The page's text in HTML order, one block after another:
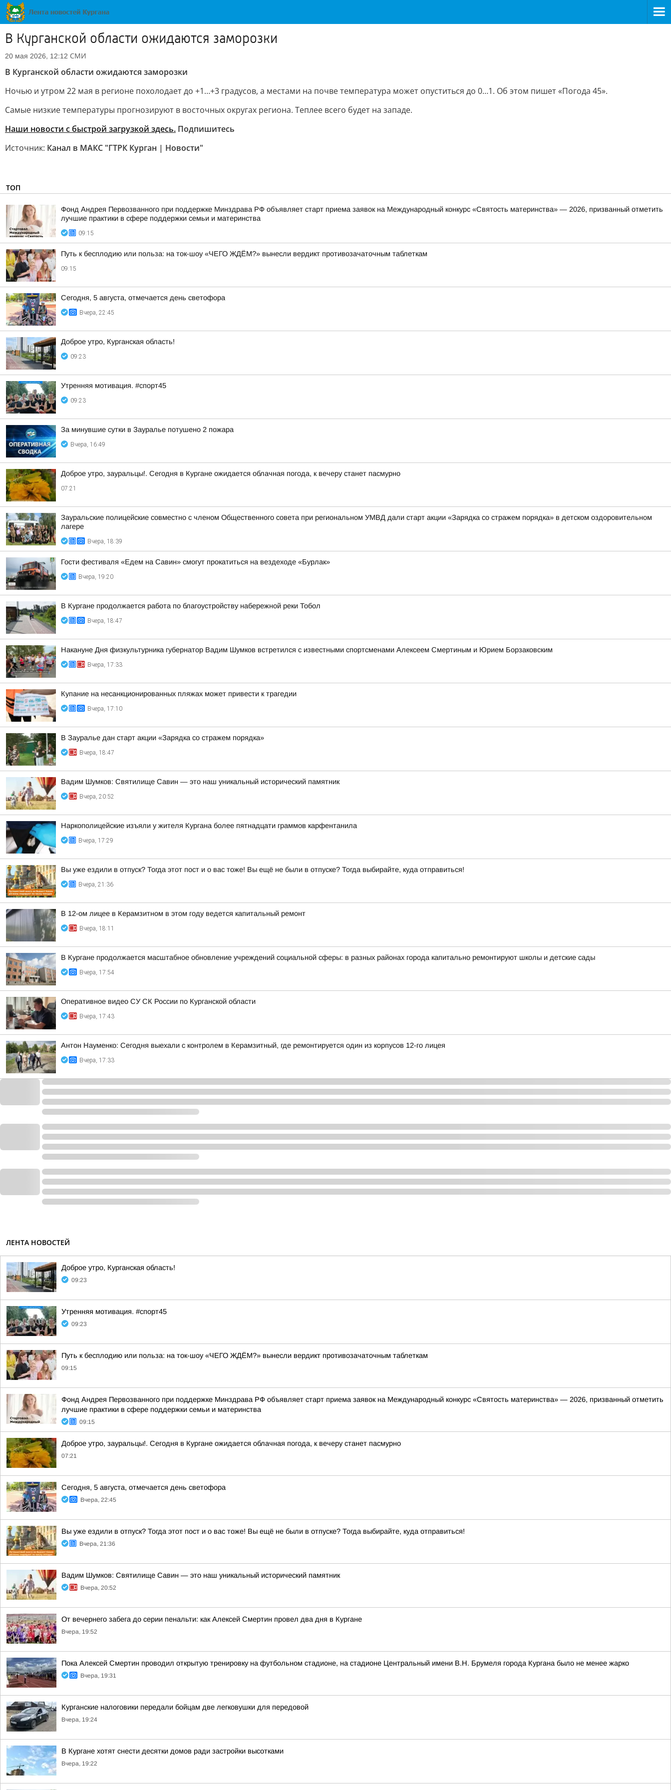
В Курганской области ожидаются заморозки
20 мая 2026, 12:12 СМИ
В Курганской области ожидаются заморозки
Ночью и утром 22 мая в регионе похолодает до +1…+3 градусов, а местами на почве температура может опуститься до 0…1. Об этом пишет «Погода 45».
Самые низкие температуры прогнозируют в восточных округах региона. Теплее всего будет на западе.
Наши новости с быстрой загрузкой здесь. Подпишитесь
Источник: Канал в МАКС "ГТРК Курган | Новости"
ТОП
Фонд Андрея Первозванного при поддержке Минздрава РФ объявляет старт приема заявок на Международный конкурс «Святость материнства» — 2026, призванный отметить
лучшие практики в сфере поддержки семьи и материнства
09:15
Путь к бесплодию или польза: на ток-шоу «ЧЕГО ЖДЁМ?» вынесли вердикт противозачаточным таблеткам
09:15
Сегодня, 5 августа, отмечается день светофора
Вчера, 22:45
Доброе утро, Курганская область!
09:23
Утренняя мотивация. #спорт45
09:23
За минувшие сутки в Зауралье потушено 2 пожара
Вчера, 16:49
Доброе утро, зауральцы!. Сегодня в Кургане ожидается облачная погода, к вечеру станет пасмурно
07:21
Зауральские полицейские совместно с членом Общественного совета при региональном УМВД дали старт акции «Зарядка со стражем порядка» в детском оздоровительном
лагере
Вчера, 18:39
Гости фестиваля «Едем на Савин» смогут прокатиться на вездеходе «Бурлак»
Вчера, 19:20
В Кургане продолжается работа по благоустройству набережной реки Тобол
Вчера, 18:47
Накануне Дня физкультурника губернатор Вадим Шумков встретился с известными спортсменами Алексеем Смертиным и Юрием Борзаковским
Вчера, 17:33
Купание на несанкционированных пляжах может привести к трагедии
Вчера, 17:10
В Зауралье дан старт акции «Зарядка со стражем порядка»
Вчера, 18:47
Вадим Шумков: Святилище Савин — это наш уникальный исторический памятник
Вчера, 20:52
Наркополицейские изъяли у жителя Кургана более пятнадцати граммов карфентанила
Вчера, 17:29
Вы уже ездили в отпуск? Тогда этот пост и о вас тоже! Вы ещё не были в отпуске? Тогда выбирайте, куда отправиться!
Вчера, 21:36
В 12-ом лицее в Керамзитном в этом году ведется капитальный ремонт
Вчера, 18:11
В Кургане продолжается масштабное обновление учреждений социальной сферы: в разных районах города капитально ремонтируют школы и детские сады
Вчера, 17:54
Оперативное видео СУ СК России по Курганской области
Вчера, 17:43
Антон Науменко: Сегодня выехали с контролем в Керамзитный, где ремонтируется один из корпусов 12-го лицея
Вчера, 17:33
ЛЕНТА НОВОСТЕЙ
Доброе утро, Курганская область!
09:23
Утренняя мотивация. #спорт45
09:23
Путь к бесплодию или польза: на ток-шоу «ЧЕГО ЖДЁМ?» вынесли вердикт противозачаточным таблеткам
09:15
Фонд Андрея Первозванного при поддержке Минздрава РФ объявляет старт приема заявок на Международный конкурс «Святость материнства» — 2026, призванный отметить
лучшие практики в сфере поддержки семьи и материнства
09:15
Доброе утро, зауральцы!. Сегодня в Кургане ожидается облачная погода, к вечеру станет пасмурно
07:21
Сегодня, 5 августа, отмечается день светофора
Вчера, 22:45
Вы уже ездили в отпуск? Тогда этот пост и о вас тоже! Вы ещё не были в отпуске? Тогда выбирайте, куда отправиться!
Вчера, 21:36
Вадим Шумков: Святилище Савин — это наш уникальный исторический памятник
Вчера, 20:52
От вечернего забега до серии пенальти: как Алексей Смертин провел два дня в Кургане
Вчера, 19:52
Пока Алексей Смертин проводил открытую тренировку на футбольном стадионе, на стадионе Центральный имени В.Н. Брумеля города Кургана было не менее жарко
Вчера, 19:31
Курганские налоговики передали бойцам две легковушки для передовой
Вчера, 19:24
В Кургане хотят снести десятки домов ради застройки высотками
Вчера, 19:22